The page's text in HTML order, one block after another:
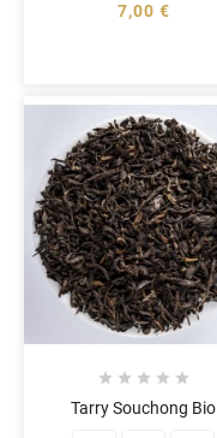
7,00 €
    
Tarry Souchong Bio